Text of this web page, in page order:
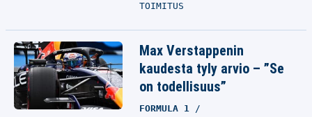
TOIMITUS
Max Verstappenin
kaudesta tyly arvio – ”Se
on todellisuus”
FORMULA 1